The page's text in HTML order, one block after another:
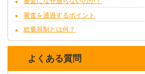
審査を通過するポイント
総量規制とは何？
よくある質問